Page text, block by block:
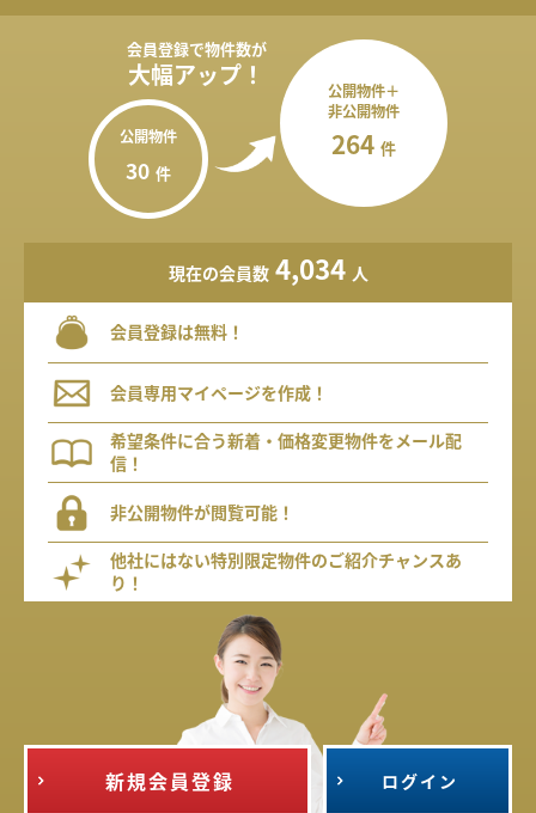
会員登録で物件数が
大幅アップ！
公開物件
30 件
公開物件＋
非公開物件
264 件
現在の会員数 4,034 人
会員登録は無料！
会員専用マイページを作成！
希望条件に合う新着・価格変更物件をメール配
信！
非公開物件が閲覧可能！
他社にはない特別限定物件のご紹介チャンスあ
り！
新規会員登録 ログイン